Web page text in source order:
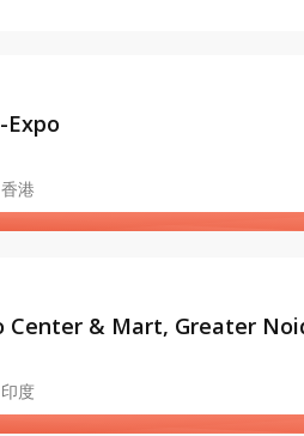
Expo
香港
Center & Mart, Greater
印度